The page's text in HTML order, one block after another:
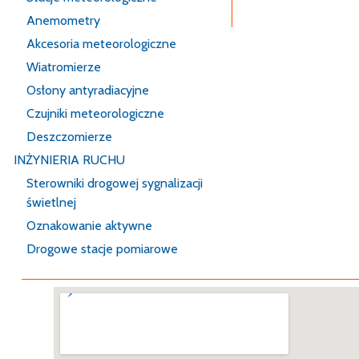
Anemometry
Akcesoria meteorologiczne
Wiatromierze
Osłony antyradiacyjne
Czujniki meteorologiczne
Deszczomierze
INŻYNIERIA RUCHU
Sterowniki drogowej sygnalizacji
świetlnej
Oznakowanie aktywne
Drogowe stacje pomiarowe